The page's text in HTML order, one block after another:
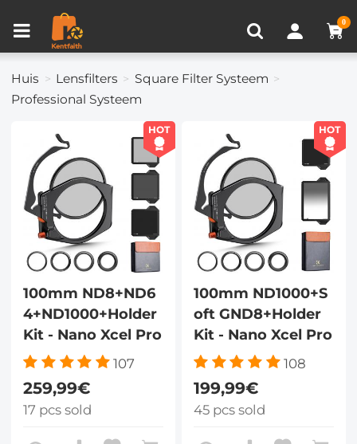
0
Huis Lensfilters
Square Filter Systeem
Professional Systeem
HOT
100mm ND8+ND6
4+ND1000+Holder
Kit - Nano Xcel Pro
107
259,99€
17 pcs sold
HOT
100mm ND1000+S
oft GND8+Holder
Kit - Nano Xcel Pro
108
199,99€
45 pcs sold